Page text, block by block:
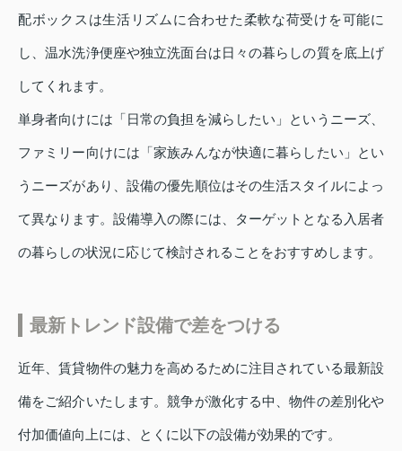
配ボックスは生活リズムに合わせた柔軟な荷受けを可能に
し、温水洗浄便座や独立洗面台は日々の暮らしの質を底上げ
してくれます。
単身者向けには「日常の負担を減らしたい」というニーズ、
ファミリー向けには「家族みんなが快適に暮らしたい」とい
うニーズがあり、設備の優先順位はその生活スタイルによっ
て異なります。設備導入の際には、ターゲットとなる入居者
の暮らしの状況に応じて検討されることをおすすめします。
最新トレンド設備で差をつける
近年、賃貸物件の魅力を高めるために注目されている最新設
備をご紹介いたします。競争が激化する中、物件の差別化や
付加価値向上には、とくに以下の設備が効果的です。